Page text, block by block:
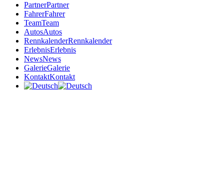
PartnerPartner
FahrerFahrer
TeamTeam
AutosAutos
RennkalenderRennkalender
ErlebnisErlebnis
NewsNews
GalerieGalerie
KontaktKontakt